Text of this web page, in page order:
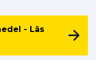
- Läs